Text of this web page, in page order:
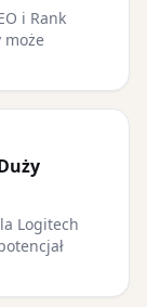
i Rank
może
Logitech